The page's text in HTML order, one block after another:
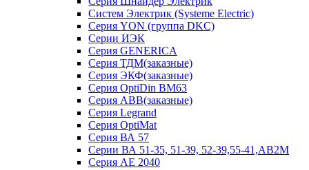
Систем Электрик (Systeme Electric)
Серия YON (группа DKC)
Серии ИЭК
Серия GENERICA
Серия ТДМ(заказные)
Серия ЭКФ(заказные)
Серия OptiDin BM63
Серия АВВ(заказные)
Серия Legrand
Серия OptiMat
Серия ВА 57
Серии ВА 51-35, 51-39, 52-39,55-41,АВ2М
Серия АЕ 2040